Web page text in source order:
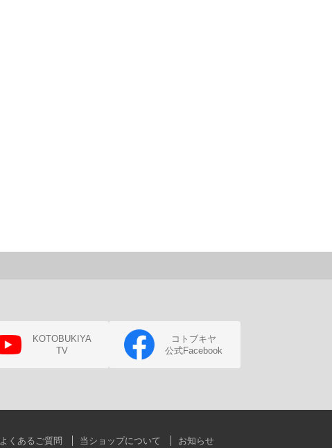
KOTOBUKIYA
TV
コトブキヤ
公式Facebook
よくあるご質問 当ショップについて お知らせ